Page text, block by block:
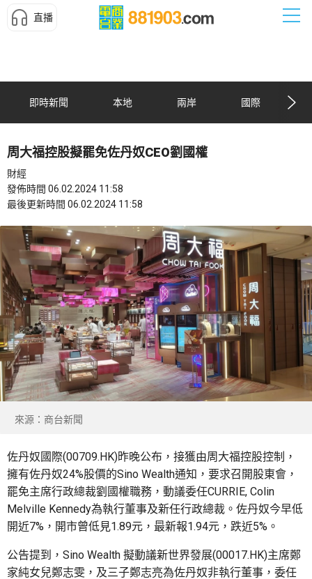
直播
即時新聞 本地 兩岸 國際
周大福控股擬罷免佐丹奴CEO劉國權
財經
發佈時間 06.02.2024 11:58
最後更新時間 06.02.2024 11:58
來源：商台新聞
佐丹奴國際(00709.HK)昨晚公布，接獲由周大福控股控制，
擁有佐丹奴24%股價的Sino Wealth通知，要求召開股東會，
罷免主席行政總裁劉國權職務，動議委任CURRIE, Colin
Melville Kennedy為執行董事及新任行政總裁。佐丹奴今早低
開近7%，開市曾低見1.89元，最新報1.94元，跌近5%。
公告提到，Sino Wealth 擬動議新世界發展(00017.HK)主席鄭
家純女兒鄭志雯，及三子鄭志亮為佐丹奴非執行董事，委任